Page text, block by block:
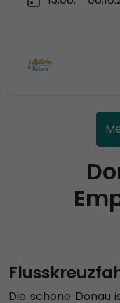
Die schöne Donau